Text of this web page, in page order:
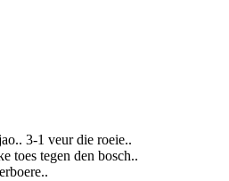
3-1 veur die roeie..
toes tegen den bosch..